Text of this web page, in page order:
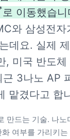
로 이동했습니
와 삼성전
데요. 실제
, 미국 반도체
3나노 AP
맡겼다고 합
만드는 기술. 나노
여부를 가리키는